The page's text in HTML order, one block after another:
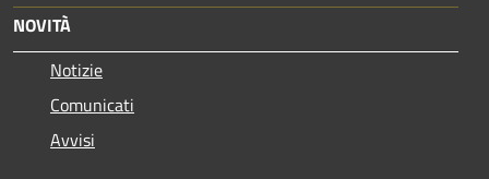
NOVITÀ
Notizie
Comunicati
Avvisi